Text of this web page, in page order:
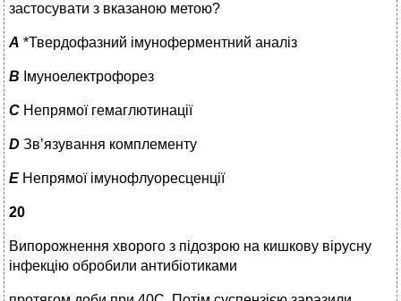
застосувати з вказаною метою?
A *Твердофазний імуноферментний аналіз
B Імуноелектрофорез
C Непрямої гемаглютинації
D Зв’язування комплементу
E Непрямої імунофлуоресценції
20
Випорожнення хворого з підозрою на кишкову вірусну
інфекцію обробили антибіотиками